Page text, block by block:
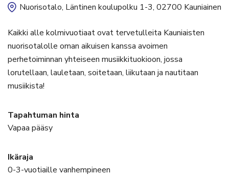
Nuorisotalo, Läntinen koulupolku 1-3, 02700 Kauniainen
Kaikki alle kolmivuotiaat ovat tervetulleita Kauniaisten
nuorisotalolle oman aikuisen kanssa avoimen
perhetoiminnan yhteiseen musiikkituokioon, jossa
lorutellaan, lauletaan, soitetaan, liikutaan ja nautitaan
musiikista!
Tapahtuman hinta
Vapaa pääsy
Ikäraja
0-3-vuotiaille vanhempineen